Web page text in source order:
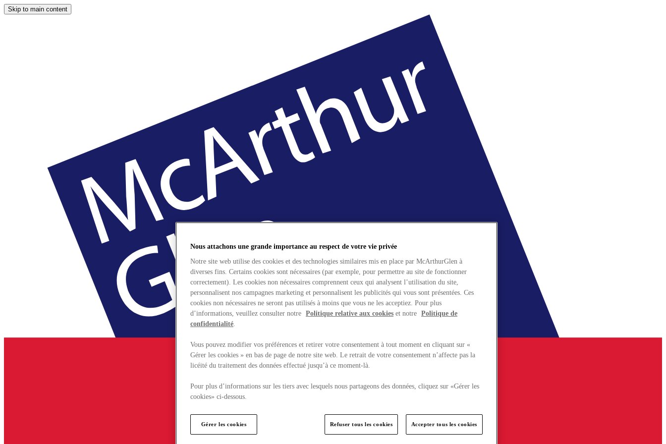
Skip to main content
Nous attachons une grande importance au respect de votre vie privée
Notre site web utilise des cookies et des technologies similaires mis en place par McArthurGlen à
diverses fins. Certains cookies sont nécessaires (par exemple, pour permettre au site de fonctionner
correctement). Les cookies non nécessaires comprennent ceux qui analysent l’utilisation du site,
personnalisent nos campagnes marketing et personnalisent les publicités qui vous sont présentées. Ces
cookies non nécessaires ne seront pas utilisés à moins que vous ne les acceptiez. Pour plus
d’informations, veuillez consulter notre Politique relative aux cookies et notre Politique de
confidentialité.
Vous pouvez modifier vos préférences et retirer votre consentement à tout moment en cliquant sur «
Gérer les cookies » en bas de page de notre site web. Le retrait de votre consentement n’affecte pas la
licéité du traitement des données effectué jusqu’à ce moment-là.
Pour plus d’informations sur les tiers avec lesquels nous partageons des données, cliquez sur «Gérer les
cookies» ci-dessous.
Gérer les cookies Refuser tous les cookies Accepter tous les cookies